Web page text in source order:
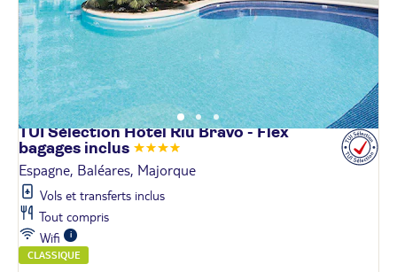
TUI Sélection Hôtel Riu Bravo - Flex
bagages inclus
Espagne, Baléares, Majorque
Vols et transferts inclus
Tout compris
Wifi
CLASSIQUE